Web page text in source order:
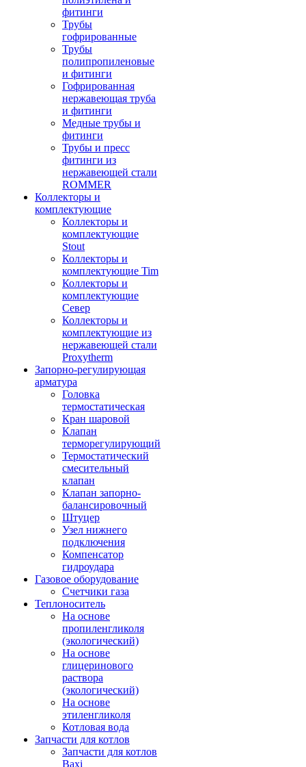
фитинги
Трубы
гофрированные
Трубы
полипропиленовые
и фитинги
Гофрированная
нержавеющая труба
и фитинги
Медные трубы и
фитинги
Трубы и пресс
фитинги из
нержавеющей стали
ROMMER
Коллекторы и
комплектующие
Коллекторы и
комплектующие
Stout
Коллекторы и
комплектующие Tim
Коллекторы и
комплектующие
Север
Коллекторы и
комплектующие из
нержавеющей стали
Proxytherm
Запорно-регулирующая
арматура
Головка
термостатическая
Кран шаровой
Клапан
терморегулирующий
Термостатический
смесительный
клапан
Клапан запорно-
балансировочный
Штуцер
Узел нижнего
подключения
Компенсатор
гидроудара
Газовое оборудование
Счетчики газа
Теплоноситель
На основе
пропиленгликоля
(экологический)
На основе
глицеринового
раствора
(экологический)
На основе
этиленгликоля
Котловая вода
Запчасти для котлов
Запчасти для котлов
Baxi